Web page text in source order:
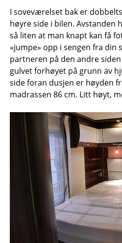
I soveværelset bak er
høyre side i bilen. Avstanden
så liten at man knapt kan få
«jumpe» opp i sengen fra din
partneren på den andre
gulvet forhøyet på grunn av
side foran dusjen er høyden
madrassen 86 cm. Litt høyt,